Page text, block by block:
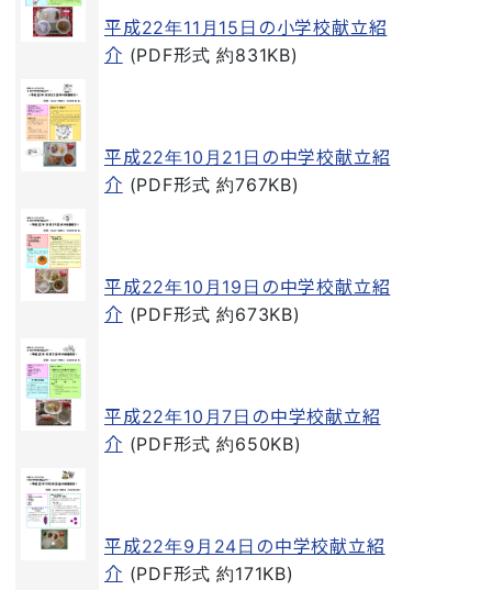
平成22年11月15日の小学校献立紹
介 (PDF形式 約831KB)
平成22年10月21日の中学校献立紹
介 (PDF形式 約767KB)
平成22年10月19日の中学校献立紹
介 (PDF形式 約673KB)
平成22年10月7日の中学校献立紹
介 (PDF形式 約650KB)
平成22年9月24日の中学校献立紹
介 (PDF形式 約171KB)